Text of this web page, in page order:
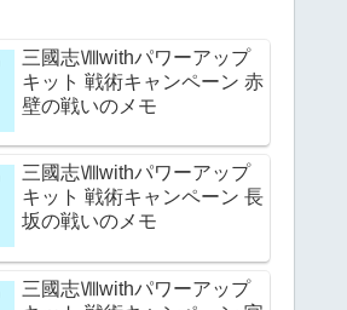
三國志Ⅷwithパワーアップ
キット 戦術キャンペーン 赤
壁の戦いのメモ
三國志Ⅷwithパワーアップ
キット 戦術キャンペーン 長
坂の戦いのメモ
三國志Ⅷwithパワーアップ